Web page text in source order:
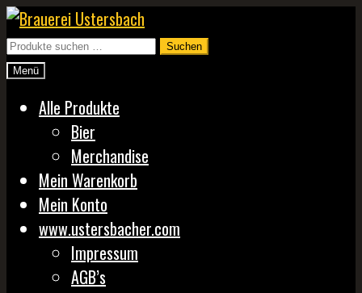
Zur
Navigation
springen
Zum
Inhalt
springen
Suchen
nach:
Suchen
Menü
Alle Produkte
Bier
Merchandise
Mein Warenkorb
Mein Konto
www.ustersbacher.com
Impressum
AGB’s